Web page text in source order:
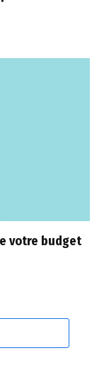
votre budget